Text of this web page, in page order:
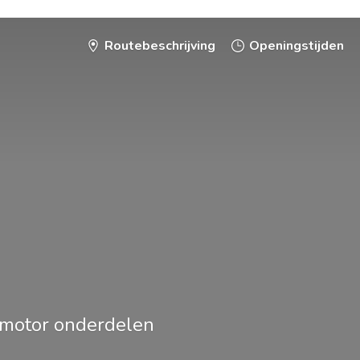
Routebeschrijving Openingstijden
onderdelen